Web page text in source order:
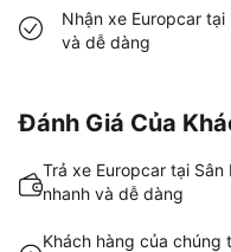
Nhận xe Europcar
và dễ dàng
Đánh Giá Của
Trả xe Europcar tại
nhanh và dễ dàng
Khách hàng của chúng